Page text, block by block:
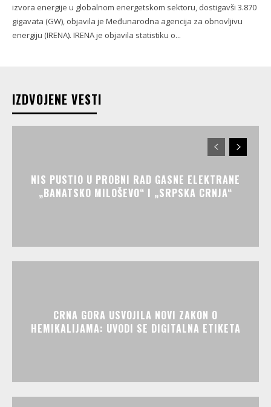
izvora energije u globalnom energetskom sektoru, dostigavši ​​3.870
gigavata (GW), objavila je Međunarodna agencija za obnovljivu
energiju (IRENA). IRENA je objavila statistiku o...
IZDVOJENE VESTI
NIS PUSTIO U PROBNI RAD GASNE ELEKTRANE
„BANATSKO MILOŠEVO“ I „SRPSKA CRNJA“
CRNA GORA USVOJILA NOVI ZAKON O
HEMIKALIJAMA: UVODI SE DIGITALNA ETIKETA